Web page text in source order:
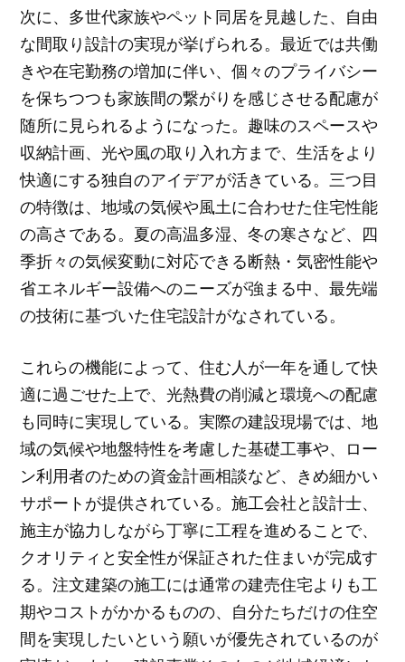
次に、多世代家族やペット同居を見越した、自由
な間取り設計の実現が挙げられる。最近では共働
きや在宅勤務の増加に伴い、個々のプライバシー
を保ちつつも家族間の繋がりを感じさせる配慮が
随所に見られるようになった。趣味のスペースや
収納計画、光や風の取り入れ方まで、生活をより
快適にする独自のアイデアが活きている。三つ目
の特徴は、地域の気候や風土に合わせた住宅性能
の高さである。夏の高温多湿、冬の寒さなど、四
季折々の気候変動に対応できる断熱・気密性能や
省エネルギー設備へのニーズが強まる中、最先端
の技術に基づいた住宅設計がなされている。
これらの機能によって、住む人が一年を通して快
適に過ごせた上で、光熱費の削減と環境への配慮
も同時に実現している。実際の建設現場では、地
域の気候や地盤特性を考慮した基礎工事や、ロー
ン利用者のための資金計画相談など、きめ細かい
サポートが提供されている。施工会社と設計士、
施主が協力しながら丁寧に工程を進めることで、
クオリティと安全性が保証された住まいが完成す
る。注文建築の施工には通常の建売住宅よりも工
期やコストがかかるものの、自分たちだけの住空
間を実現したいという願いが優先されているのが